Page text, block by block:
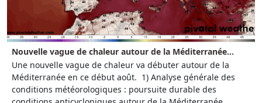
Nouvelle vague de chaleur autour de la Méditerranée...
Une nouvelle vague de chaleur va débuter autour de la
Méditerranée en ce début août. 1) Analyse générale des
conditions météorologiques : poursuite durable des